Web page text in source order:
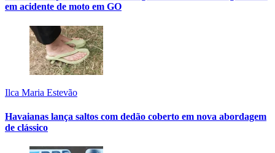
em acidente de moto em GO
Ilca Maria Estevão
Havaianas lança saltos com dedão coberto em nova abordagem
de clássico